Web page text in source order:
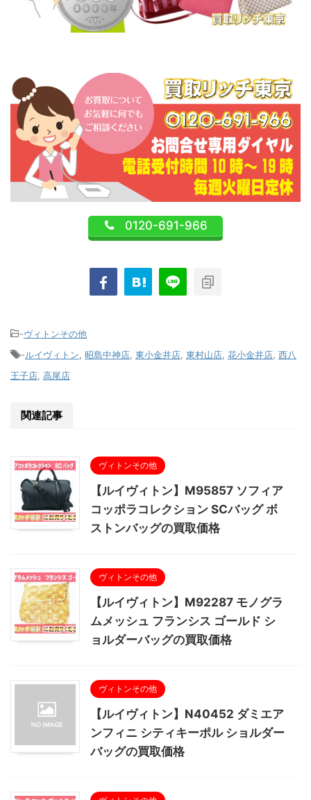
0120-691-966
-ヴィトンその他
-ルイヴィトン 昭島中神店 東小金井店 東村山店 花小金井店 西八
王子店 高尾店
関連記事
ヴィトンその他
【ルイヴィトン】M95857 ソフィア
コッポラコレクション SCバッグ ボ
ストンバッグの買取価格
ヴィトンその他
【ルイヴィトン】M92287 モノグラ
ムメッシュ フランシス ゴールド シ
ョルダーバッグの買取価格
ヴィトンその他
【ルイヴィトン】N40452 ダミエア
ンフィニ シティキーポル ショルダー
バッグの買取価格